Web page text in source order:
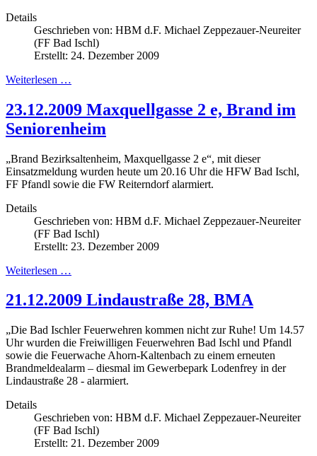
Details
Geschrieben von: HBM d.F. Michael Zeppezauer-Neureiter
(FF Bad Ischl)
Erstellt: 24. Dezember 2009
Weiterlesen …
23.12.2009 Maxquellgasse 2 e, Brand im
Seniorenheim
„Brand Bezirksaltenheim, Maxquellgasse 2 e“, mit dieser
Einsatzmeldung wurden heute um 20.16 Uhr die HFW Bad Ischl,
FF Pfandl sowie die FW Reiterndorf alarmiert.
Details
Geschrieben von: HBM d.F. Michael Zeppezauer-Neureiter
(FF Bad Ischl)
Erstellt: 23. Dezember 2009
Weiterlesen …
21.12.2009 Lindaustraße 28, BMA
„Die Bad Ischler Feuerwehren kommen nicht zur Ruhe! Um 14.57
Uhr wurden die Freiwilligen Feuerwehren Bad Ischl und Pfandl
sowie die Feuerwache Ahorn-Kaltenbach zu einem erneuten
Brandmeldealarm – diesmal im Gewerbepark Lodenfrey in der
Lindaustraße 28 - alarmiert.
Details
Geschrieben von: HBM d.F. Michael Zeppezauer-Neureiter
(FF Bad Ischl)
Erstellt: 21. Dezember 2009